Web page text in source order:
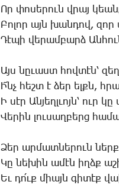
Որ փո­սե­րուն վրայ
­Բո­լոր այն խան­դով, զոր
­Դէ­պի վե­րամ­բարձ
Այս նը­ւաստ հով­տէն՝
Ի՜նչ հեշտ է ձեր ելքն,
Ի սէր Ան­յեղլ­ւոյն՝ ուր
­Վե­րին լու­սաղ­բերց
­Ձեր ար­մատ­նե­րուն
­Կը նե­խին ա­մէն իղձք
Եւ դո՛ւք միայն գի­տէք